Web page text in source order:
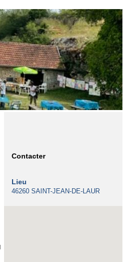
Contacter
Lieu
46260 SAINT-JEAN-DE-LAUR